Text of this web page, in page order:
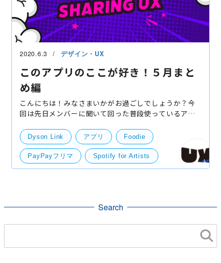
2020.6.3 デザイン・UX
このアプリのここが好き！５月まと
め編
こんにちは！みなさまいかがお過ごしでしょうか？今
回は先日メンバーに聞いて回った普段使っているアプ
している人ならではの様々な意見が出たので、気にな
った人は
Dyson Link アプリ Foodie
PayPayフリマ Spotify for Artists
Search